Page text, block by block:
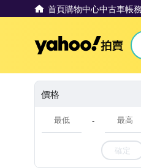
首頁購物中心中古車帳
價格
-
確定